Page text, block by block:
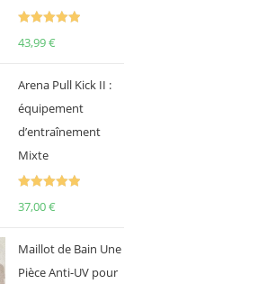
43,99€
Arena Pull Kick II :
équipement
d’entraînement
Mixte
37,00€
Maillot de Bain Une
Pièce Anti-UV pour